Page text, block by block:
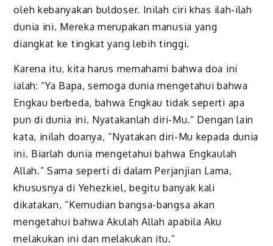
oleh kebanyakan buldoser. Inilah ciri khas ilah-ilah
dunia ini. Mereka merupakan manusia yang
diangkat ke tingkat yang lebih tinggi.
Karena itu, kita harus memahami bahwa doa ini
ialah: “Ya Bapa, semoga dunia mengetahui bahwa
Engkau berbeda, bahwa Engkau tidak seperti apa
pun di dunia ini. Nyatakanlah diri-Mu.” Dengan lain
kata, inilah doanya, “Nyatakan diri-Mu kepada dunia
ini. Biarlah dunia mengetahui bahwa Engkaulah
Allah.” Sama seperti di dalam Perjanjian Lama,
khususnya di Yehezkiel, begitu banyak kali
dikatakan, “Kemudian bangsa-bangsa akan
mengetahui bahwa Akulah Allah apabila Aku
melakukan ini dan melakukan itu.”